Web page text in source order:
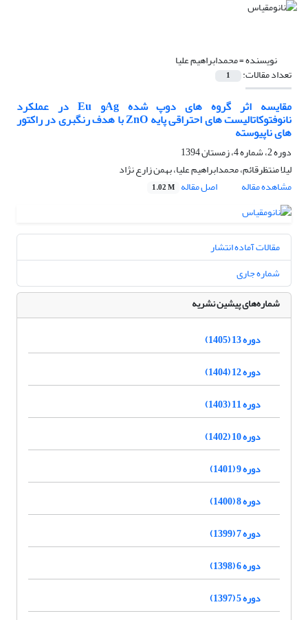
نویسنده =محمدابراهیم علیا
تعداد مقالات: 1
مقایسه اثر گروه های دوپ شده Agو Eu در عملکرد
نانوفتوکاتالیست های احتراقی پایه ZnO با هدف رنگبری در راکتور
های ناپیوسته
دوره 2، شماره 4، زمستان 1394
لیلا منتظرقائم، محمدابراهیم علیا، بهمن زارع نژاد
مشاهده مقاله
اصل مقاله 1.02 M
مقالات آماده انتشار
شماره جاری
شماره‌های پیشین نشریه
دوره 13 (1405)
دوره 12 (1404)
دوره 11 (1403)
دوره 10 (1402)
دوره 9 (1401)
دوره 8 (1400)
دوره 7 (1399)
دوره 6 (1398)
دوره 5 (1397)